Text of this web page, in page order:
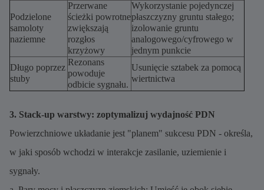
Podzielone
samoloty
naziemne
Przerwane
ścieżki powrotne
zwiększają
rozgłos
krzyżowy
Wykorzystanie pojedynczej
płaszczyzny gruntu stałego;
izolowanie gruntu
analogowego/cyfrowego w
jednym punkcie
Długo poprzez
stuby
Rezonans
powoduje
odbicie sygnału.
Usunięcie sztabek za pomocą
wiertnictwa
3. Stack-up warstwy: zoptymalizuj wydajność PDN
Powierzchniowe układanie jest "planem" sukcesu PDN - określa,
w jaki sposób wchodzi w interakcje zasilanie, uziemienie i
sygnały.